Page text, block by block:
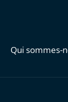
Qui sommes-